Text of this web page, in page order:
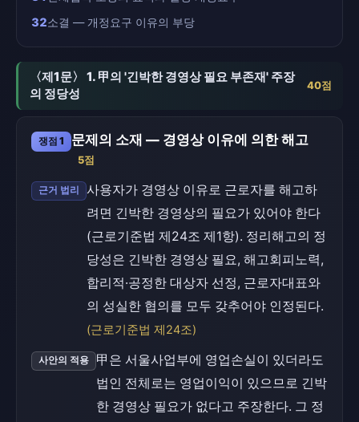
32소결 — 개정요구 이유의 부당
〈제1문〉 1. 甲의 '긴박한 경영상 필요 부존재' 주장
의 정당성
40점
쟁점 1 문제의 소재 — 경영상 이유에 의한 해고
5점
근거 법리
사용자가 경영상 이유로 근로자를 해고하
려면 긴박한 경영상의 필요가 있어야 한다
(근로기준법 제24조 제1항). 정리해고의 정
당성은 긴박한 경영상 필요, 해고회피노력,
합리적·공정한 대상자 선정, 근로자대표와
의 성실한 협의를 모두 갖추어야 인정된다.
(근로기준법 제24조)
사안의 적용
甲은 서울사업부에 영업손실이 있더라도
법인 전체로는 영업이익이 있으므로 긴박
한 경영상 필요가 없다고 주장한다. 그 정